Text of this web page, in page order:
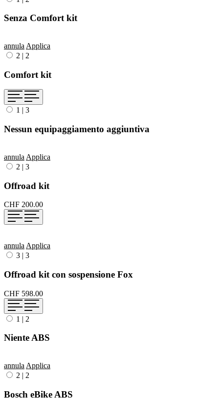
Senza Comfort kit
annula Applica
2 | 2
Comfort kit
1 | 3
Nessun equipaggiamento aggiuntiva
annula Applica
2 | 3
Offroad kit
CHF 200.00
annula Applica
3 | 3
Offroad kit con sospensione Fox
CHF 598.00
1 | 2
Niente ABS
annula Applica
2 | 2
Bosch eBike ABS